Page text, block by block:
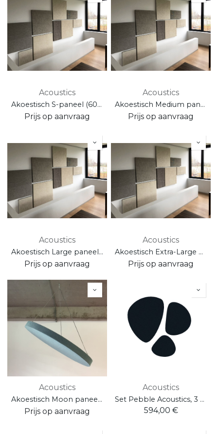
Acoustics
Akoestisch S-paneel (60 x 120 cm - wand/plafondpaneel)
Prijs op aanvraag
Acoustics
Akoestisch Medium paneel (47 x 95 cm - wand/plafondpaneel)
Prijs op aanvraag
Acoustics
Akoestisch Large paneel (95 x 95 cm - wand/plafondpaneel)
Prijs op aanvraag
Acoustics
Akoestisch Extra-Large paneel (95 x 190 cm - wand/plafondpaneel)
Prijs op aanvraag
Acoustics
Akoestisch Moon paneel (⌀95cm - wand/plafondpaneel)
Prijs op aanvraag
Acoustics
Set Pebble Acoustics, 3 stuks
594,00 €